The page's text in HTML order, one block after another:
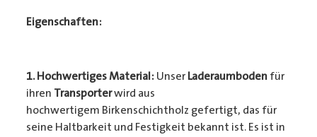
Eigenschaften:
1. Hochwertiges Material: Unser Laderaumbodenfür
ihren Transporterwird aus
hochwertigem Birkenschichtholz gefertigt, das für
seine Haltbarkeit und Festigkeit bekannt ist. Es ist in